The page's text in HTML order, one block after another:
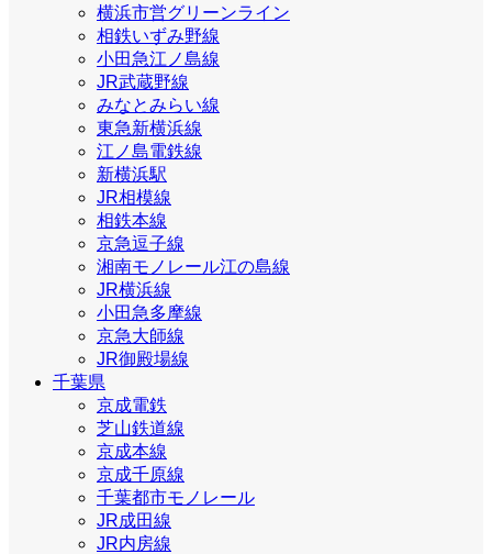
横浜市営グリーンライン
相鉄いずみ野線
小田急江ノ島線
JR武蔵野線
みなとみらい線
東急新横浜線
江ノ島電鉄線
新横浜駅
JR相模線
相鉄本線
京急逗子線
湘南モノレール江の島線
JR横浜線
小田急多摩線
京急大師線
JR御殿場線
千葉県
京成電鉄
芝山鉄道線
京成本線
京成千原線
千葉都市モノレール
JR成田線
JR内房線